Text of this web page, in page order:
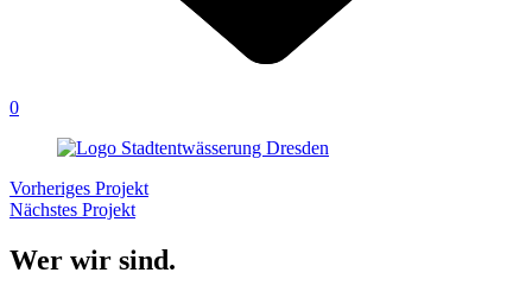
0
Vorheriges Projekt
Nächstes Projekt
Wer wir sind.